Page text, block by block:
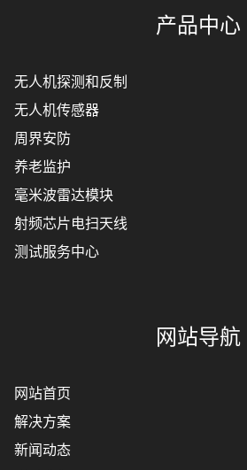
产品中心
无人机探测和反制
无人机传感器
周界安防
养老监护
毫米波雷达模块
射频芯片电扫天线
测试服务中心
网站导航
网站首页
解决方案
新闻动态